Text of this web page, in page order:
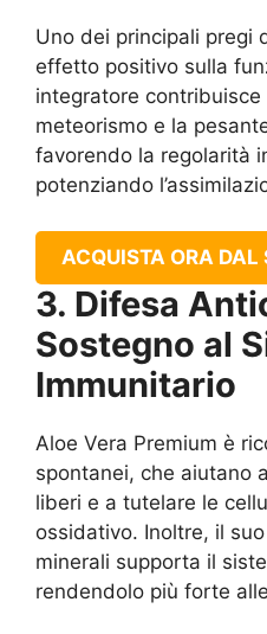
Uno dei principali pregi
effetto positivo sulla
integratore contribuisce
meteorismo e la
favorendo la regolarità
potenziando
ACQUISTA ORA DAL
3. Difesa
Sostegno al
Immunitario
Aloe Vera Premium è
spontanei, che aiutano
liberi e a tutelare le
ossidativo. Inoltre, il
minerali supporta il
rendendolo più forte